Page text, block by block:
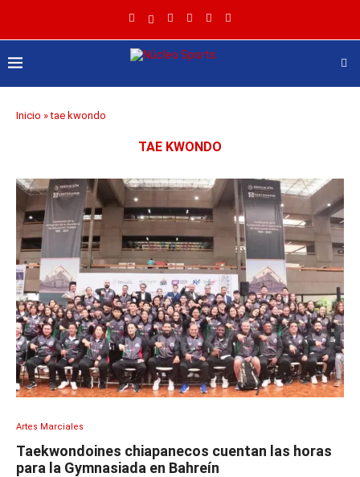
Inicio »tae kwondo
TAE KWONDO
Artes Marciales
Taekwondoines chiapanecos cuentan las horas
para la Gymnasiada en Bahreín